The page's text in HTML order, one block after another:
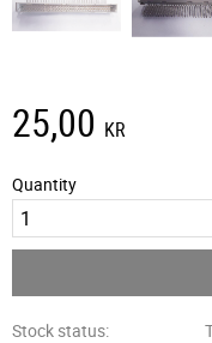
25,00 KR
Quantity
Stock status